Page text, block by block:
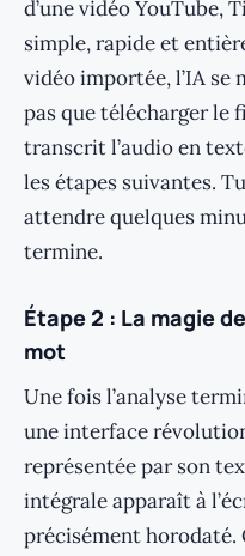
d’une vidéo YouTube,
simple, rapide et
vidéo importée, l’IA
pas que télécharger le
transcrit l’audio en
les étapes suivantes.
attendre quelques
termine.
Étape 2 : La magie
mot
Une fois l’analyse
une interface
représentée par son
intégrale apparaît à
précisément horodaté.